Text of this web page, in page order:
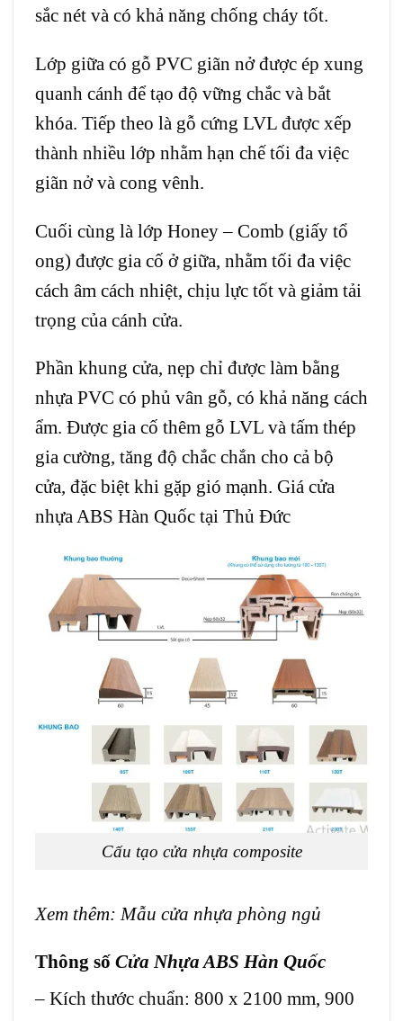
sắc nét và có khả năng chống cháy tốt.
Lớp giữa có gỗ PVC giãn nở được ép xung
quanh cánh để tạo độ vững chắc và bắt
khóa. Tiếp theo là gỗ cứng LVL được xếp
thành nhiều lớp nhằm hạn chế tối đa việc
giãn nở và cong vênh.
Cuối cùng là lớp Honey – Comb (giấy tổ
ong) được gia cố ở giữa, nhằm tối đa việc
cách âm cách nhiệt, chịu lực tốt và giảm tải
trọng của cánh cửa.
Phần khung cửa, nẹp chỉ được làm bằng
nhựa PVC có phủ vân gỗ, có khả năng cách
ẩm. Được gia cố thêm gỗ LVL và tấm thép
gia cường, tăng độ chắc chắn cho cả bộ
cửa, đặc biệt khi gặp gió mạnh. Giá cửa
nhựa ABS Hàn Quốc tại Thủ Đức
Cấu tạo cửa nhựa composite
Xem thêm: Mẫu cửa nhựa phòng ngủ
Thông số Cửa Nhựa ABS Hàn Quốc
– Kích thước chuẩn: 800 x 2100 mm, 900